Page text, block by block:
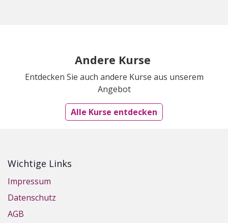
Andere Kurse
Entdecken Sie auch andere Kurse aus unserem
Angebot
Alle Kurse entdecken
Wichtige Links
Impressum
Datenschutz
AGB